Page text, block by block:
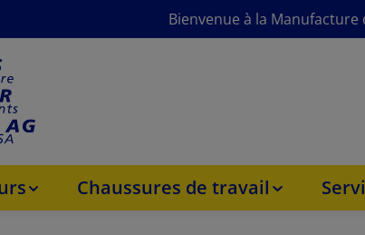
Bienvenue à la
Chaussures de travail